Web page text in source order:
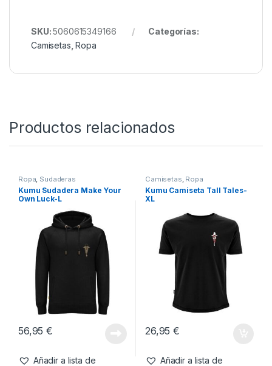
SKU:5060615349166
Categorías:
Camisetas ,Ropa
Productos relacionados
Ropa, Sudaderas
Kumu Sudadera Make Your
Own Luck-L
56,95€
Añadir a lista de
Camisetas, Ropa
Kumu Camiseta Tall Tales-
XL
26,95€
Añadir a lista de